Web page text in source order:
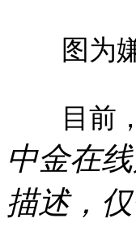
图为嫌
目前，
中金在
描述，